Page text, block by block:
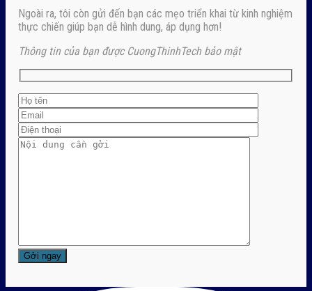
Ngoài ra, tôi còn gửi đến bạn các mẹo triển khai từ kinh nghiệm
thực chiến giúp bạn dễ hình dung, áp dụng hơn!
Thông tin của bạn được CuongThinhTech bảo mật